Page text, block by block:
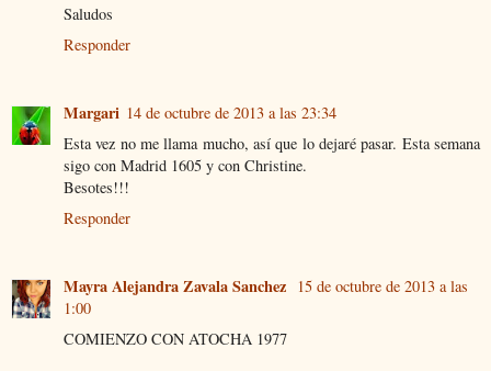
Saludos
Responder
Margari 14 de octubre de 2013 a las 23:34
Esta vez no me llama mucho, así que lo dejaré pasar. Esta semana
sigo con Madrid 1605 y con Christine.
Besotes!!!
Responder
Mayra Alejandra Zavala Sanchez
15 de octubre de 2013 a las
1:00
COMIENZO CON ATOCHA 1977